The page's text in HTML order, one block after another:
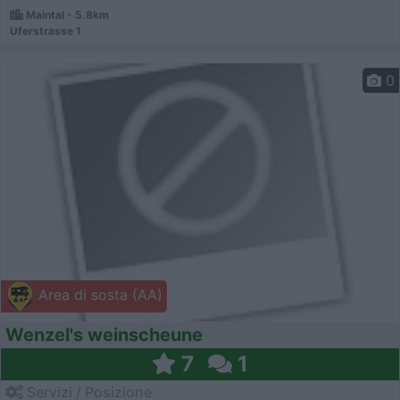
Maintal - 5.8km
Uferstrasse 1
Area di sosta (AA)
0
Wenzel's weinscheune
7 1